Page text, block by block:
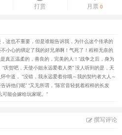
打赏 月票0
这也不重要，但是谁能告诉我，为什么这个传承的
小心的绑定了我的好兄弟啊！气死了！程梓无奈的
正温柔的，善良的，完美的人！”战争之后，身为
庆贺吧，天使小姐永远爱着人类” 没人听到的是，天
中道， “没错，我永远爱着你哦～我的契约者大人～
诉他们呢” “又无所谓，”陈官音轻抚着程梓的长发
可能会嫁给玩家呢。”
撰写评论